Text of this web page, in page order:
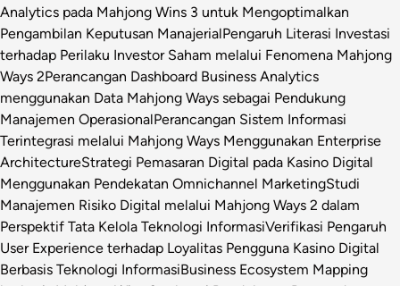
Analytics pada Mahjong Wins 3 untuk Mengoptimalkan
Pengambilan Keputusan ManajerialPengaruh Literasi Investasi
terhadap Perilaku Investor Saham melalui Fenomena Mahjong
Ways 2Perancangan Dashboard Business Analytics
menggunakan Data Mahjong Ways sebagai Pendukung
Manajemen OperasionalPerancangan Sistem Informasi
Terintegrasi melalui Mahjong Ways Menggunakan Enterprise
ArchitectureStrategi Pemasaran Digital pada Kasino Digital
Menggunakan Pendekatan Omnichannel MarketingStudi
Manajemen Risiko Digital melalui Mahjong Ways 2 dalam
Perspektif Tata Kelola Teknologi InformasiVerifikasi Pengaruh
User Experience terhadap Loyalitas Pengguna Kasino Digital
Berbasis Teknologi InformasiBusiness Ecosystem Mapping